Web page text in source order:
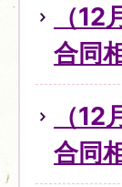
（
合同
（
合同